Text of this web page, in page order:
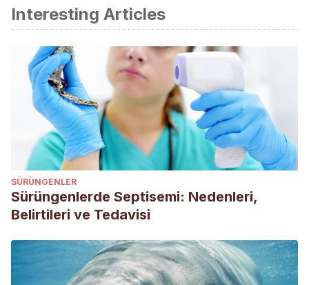
Interesting Articles
SÜRÜNGENLER
Sürüngenlerde Septisemi: Nedenleri,
Belirtileri ve Tedavisi